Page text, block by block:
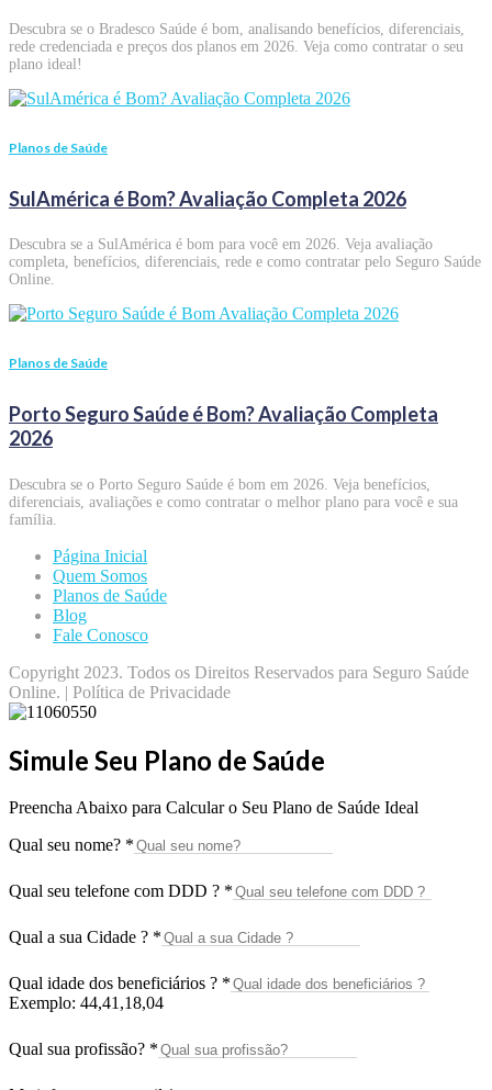
Descubra se o Bradesco Saúde é bom, analisando benefícios, diferenciais,
rede credenciada e preços dos planos em 2026. Veja como contratar o seu
plano ideal!
Planos de Saúde
SulAmérica é Bom? Avaliação Completa 2026
Descubra se a SulAmérica é bom para você em 2026. Veja avaliação
completa, benefícios, diferenciais, rede e como contratar pelo Seguro Saúde
Online.
Planos de Saúde
Porto Seguro Saúde é Bom? Avaliação Completa
2026
Descubra se o Porto Seguro Saúde é bom em 2026. Veja benefícios,
diferenciais, avaliações e como contratar o melhor plano para você e sua
família.
Página Inicial
Quem Somos
Planos de Saúde
Blog
Fale Conosco
Copyright 2023. Todos os Direitos Reservados para Seguro Saúde
Online. | Política de Privacidade
Simule Seu Plano de Saúde
Preencha Abaixo para Calcular o Seu Plano de Saúde Ideal
Qual seu nome? *
Qual seu telefone com DDD ? *
Qual a sua Cidade ? *
Qual idade dos beneficiários ? *
Exemplo: 44,41,18,04
Qual sua profissão? *